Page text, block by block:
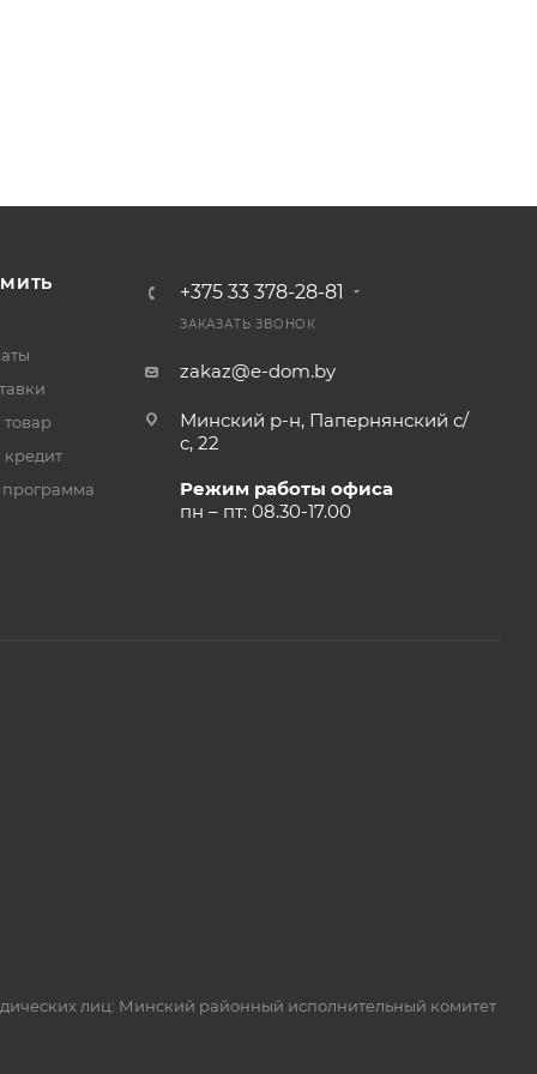
товар
кредит
программа
+375 33 378-28-81
ЗАКАЗАТЬ ЗВОНОК
zakaz@e-dom.by
Минский р-н, Папернянский с/
с, 22
Режим работы офиса
пн – пт: 08.30-17.00
лиц: Минский районный исполнительный комитет